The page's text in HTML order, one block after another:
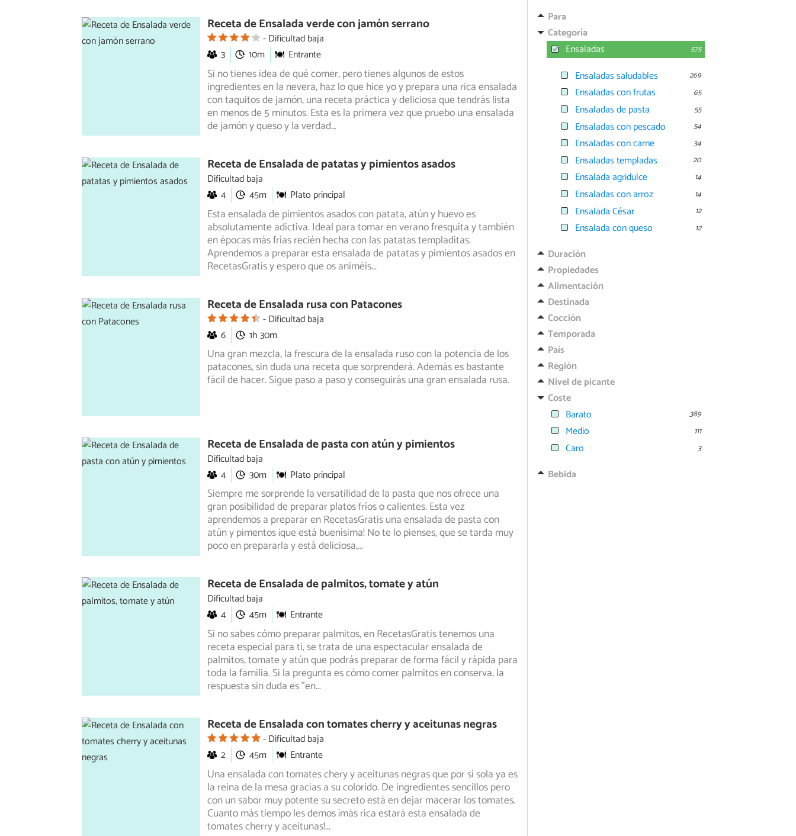
Receta de Ensalada verde con jamón serrano
Dificultad baja
3
10m Entrante
Si no tienes idea de qué comer, pero tienes algunos de estos
ingredientes en la nevera, haz lo que hice yo y prepara una rica ensalada
con taquitosde jamón, una receta práctica y deliciosa que tendrás lista
en menos de 5 minutos. Esta es la primera vez que pruebo una ensalada
de jamón y queso y la verdad...
Receta de Ensalada de patatas y pimientos asados
Dificultad baja
4
45m Plato principal
Esta ensalada de pimientos asados con patata, atún y huevo es
absolutamente adictiva. Ideal para tomar en verano fresquita y también
en épocasmás frías recién hecha con las patatas templaditas.
Aprendemos a preparar esta ensalada de patatas y pimientos asados en
RecetasGratis y espero que os animéis...
Receta de Ensalada rusa con Patacones
Dificultad baja
6
1h 30m
Una gran mezcla, la frescura de la ensalada ruso con la potencia de los
patacones, sin duda una receta que sorprenderá. Además es bastante
fácilde hacer. Sigue paso a paso y conseguirás una gran ensalada rusa.
Receta de Ensalada de pasta con atún y pimientos
Dificultad baja
4
30m Plato principal
Siempre me sorprende la versatilidad de la pasta que nos ofrece una
gran posibilidad de preparar platos fríos o calientes. Esta vez
aprendemosa preparar en RecetasGratis una ensalada de pasta con
atún y pimentos ¡que está buenísima! No te lo pienses, que se tarda muy
poco en prepararla y está deliciosa,...
Receta de Ensalada de palmitos, tomate y atún
Dificultad baja
4
45m Entrante
Si no sabes cómo preparar palmitos, en RecetasGratis tenemos una
receta especial para ti, se trata de una espectacular ensalada de
palmitos,tomate y atún que podrás preparar de forma fácil y rápida para
toda la familia. Si la pregunta es cómo comer palmitos en conserva, la
respuesta sin duda es "en...
Receta de Ensalada con tomates cherry y aceitunas negras
Dificultad baja
2
45m Entrante
Una ensalada con tomates chery y aceitunas negras que por sí sola ya es
la reina de la mesa gracias a su colorido. De ingredientes sencillospero
con un sabor muy potente su secreto está en dejar macerar los tomates.
Cuanto más tiempo les demos ¡más rica estará esta ensalada de
tomates cherry y aceitunas!...
Para
Categoría
Ensaladas
575
Ensaladas saludables 269
Ensaladas con frutas 65
Ensaladas de pasta 55
Ensaladas con pescado 54
Ensaladas con carne 34
Ensaladas templadas 20
Ensalada agridulce 14
Ensaladas con arroz 14
Ensalada César 12
Ensalada con queso 12
Duración
Propiedades
Alimentación
Destinada
Cocción
Temporada
País
Región
Nivel de picante
Coste
Barato
389
Medio 111
Caro 3
Bebida